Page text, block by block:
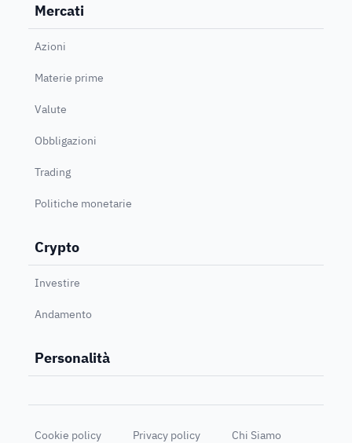
Mercati
Azioni
Materie prime
Valute
Obbligazioni
Trading
Politiche monetarie
Crypto
Investire
Andamento
Personalità
Cookie policy Privacy policy Chi Siamo